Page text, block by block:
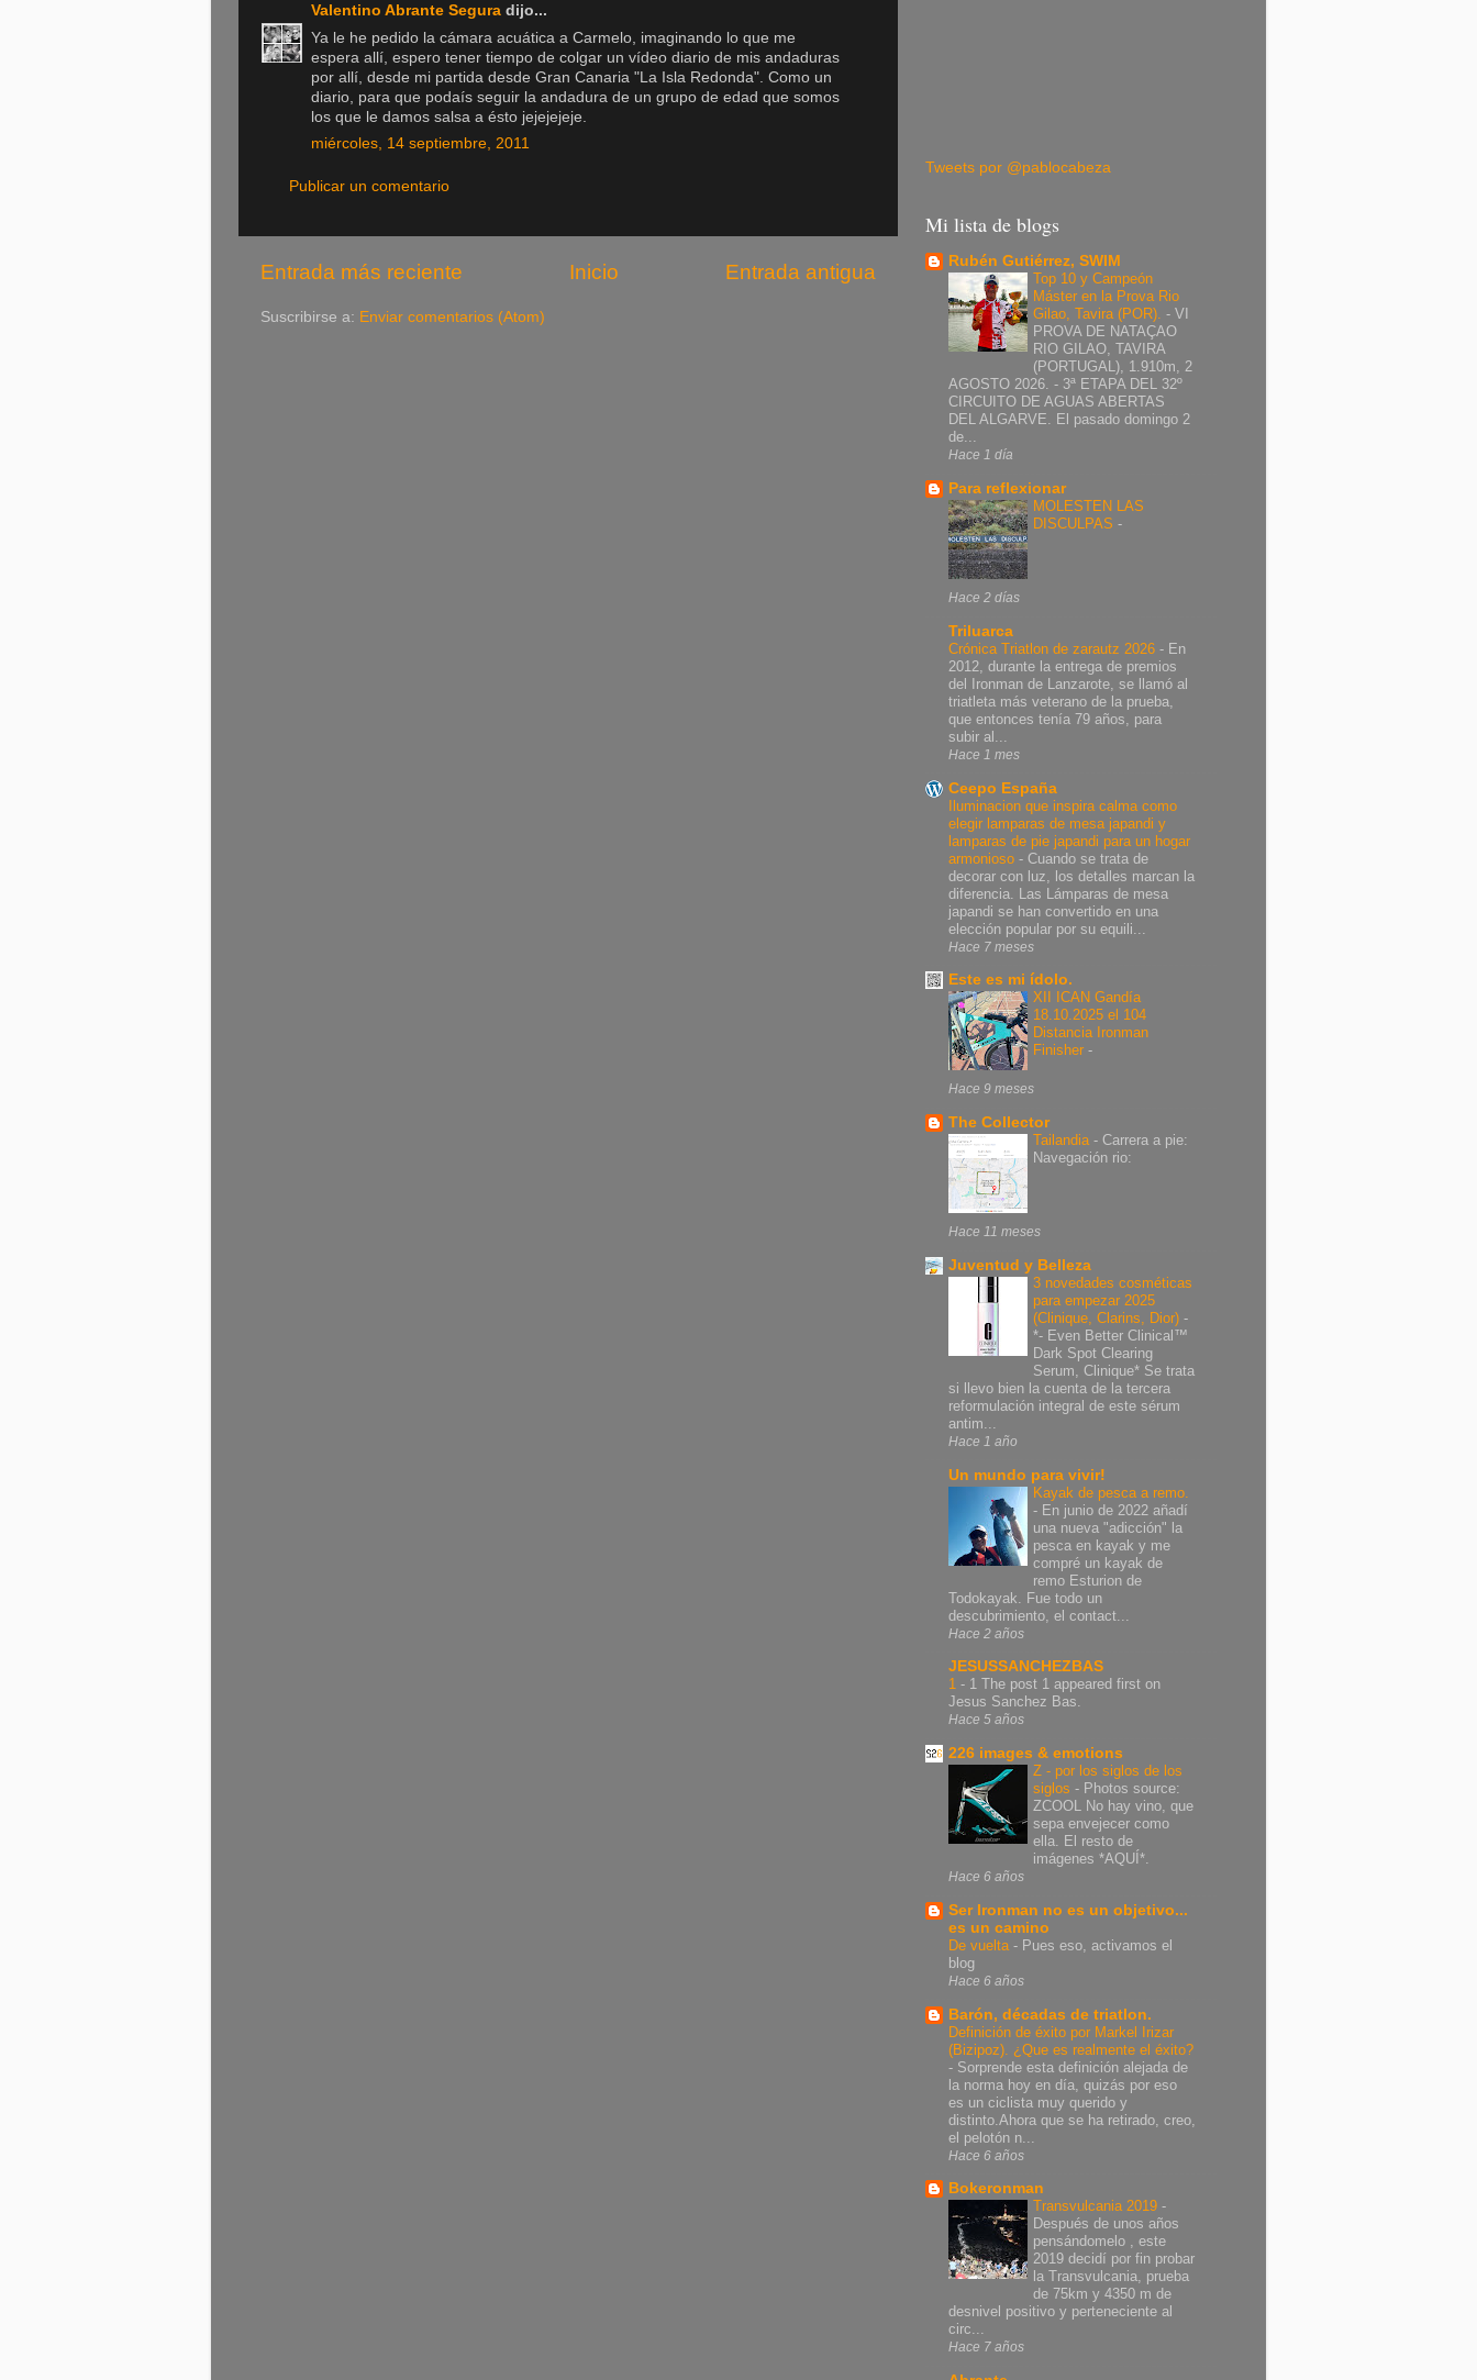
Valentino Abrante Segura dijo...
Ya le he pedido la cámara acuática a Carmelo, imaginando lo que me
espera allí, espero tener tiempo de colgar un vídeo diario de mis andaduras
por allí, desde mi partida desde Gran Canaria "La Isla Redonda". Como un
diario, para que podaís seguir la andadura de un grupo de edad que somos
los que le damos salsa a ésto jejejejeje.
miércoles, 14 septiembre, 2011
Publicar un comentario
Entrada más reciente Entrada antigua
Inicio
Suscribirse a: Enviar comentarios (Atom)
Tweets por @pablocabeza
Mi lista de blogs
Rubén Gutiérrez, SWIM
Top 10 y Campeón
Máster en la Prova Rio
Gilao, Tavira (POR). - VI
PROVA DE NATAÇAO
RIO GILAO, TAVIRA
(PORTUGAL), 1.910m, 2
AGOSTO 2026. - 3ª ETAPA DEL 32º
CIRCUITO DE AGUAS ABERTAS
DEL ALGARVE. El pasado domingo 2
de...
Hace 1 día
Para reflexionar
MOLESTEN LAS
DISCULPAS -
Hace 2 días
Triluarca
Crónica Triatlon de zarautz 2026 - En
2012, durante la entrega de premios
del Ironman de Lanzarote, se llamó al
triatleta más veterano de la prueba,
que entonces tenía 79 años, para
subir al...
Hace 1 mes
Ceepo España
Iluminacion que inspira calma como
elegir lamparas de mesa japandi y
lamparas de pie japandi para un hogar
armonioso - Cuando se trata de
decorar con luz, los detalles marcan la
diferencia. Las Lámparas de mesa
japandi se han convertido en una
elección popular por su equili...
Hace 7 meses
Este es mi ídolo.
XII ICAN Gandía
18.10.2025 el 104
Distancia Ironman
Finisher -
Hace 9 meses
The Collector
Tailandia - Carrera a pie:
Navegación rio:
Hace 11 meses
Juventud y Belleza
3 novedades cosméticas
para empezar 2025
(Clinique, Clarins, Dior) -
*- Even Better Clinical™
Dark Spot Clearing
Serum, Clinique* Se trata
si llevo bien la cuenta de la tercera
reformulación integral de este sérum
antim...
Hace 1 año
Un mundo para vivir!
Kayak de pesca a remo.
- En junio de 2022 añadí
una nueva "adicción" la
pesca en kayak y me
compré un kayak de
remo Esturion de
Todokayak. Fue todo un
descubrimiento, el contact...
Hace 2 años
JESUSSANCHEZBAS
1 - 1 The post 1 appeared first on
Jesus Sanchez Bas.
Hace 5 años
226 images & emotions
Z - por los siglos de los
siglos - Photos source:
ZCOOL No hay vino, que
sepa envejecer como
ella. El resto de
imágenes *AQUÍ*.
Hace 6 años
Ser Ironman no es un objetivo...
es un camino
De vuelta - Pues eso, activamos el
blog
Hace 6 años
Barón, décadas de triatlon.
Definición de éxito por Markel Irizar
(Bizipoz). ¿Que es realmente el éxito?
- Sorprende esta definición alejada de
la norma hoy en día, quizás por eso
es un ciclista muy querido y
distinto.Ahora que se ha retirado, creo,
el pelotón n...
Hace 6 años
Bokeronman
Transvulcania 2019 -
Después de unos años
pensándomelo , este
2019 decidí por fin probar
la Transvulcania, prueba
de 75km y 4350 m de
desnivel positivo y perteneciente al
circ...
Hace 7 años